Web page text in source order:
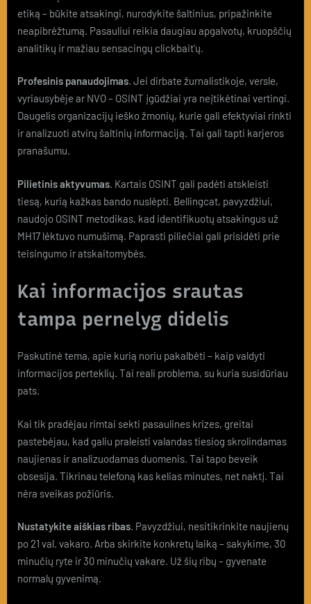
etiką – būkite atsakingi, nurodykite šaltinius, pripažinkite
neapibrėžtumą. Pasauliui reikia daugiau apgalvotų, kruopščių
analitikų ir mažiau sensacingų clickbait’ų.
Profesinis panaudojimas. Jei dirbate žurnalistikoje, versle,
vyriausybėje ar NVO – OSINT įgūdžiai yra neįtikėtinai vertingi.
Daugelis organizacijų ieško žmonių, kurie gali efektyviai rinkti
ir analizuoti atvirų šaltinių informaciją. Tai gali tapti karjeros
pranašumu.
Pilietinis aktyvumas . Kartais OSINT gali padėti atskleisti
tiesą, kurią kažkas bando nuslėpti. Bellingcat, pavyzdžiui,
naudojo OSINT metodikas, kad identifikuotų atsakingus už
MH17 lėktuvo numušimą. Paprasti piliečiai gali prisidėti prie
teisingumo ir atskaitomybės.
Kai informacijos srautas
tampa pernelyg didelis
Paskutinė tema, apie kurią noriu pakalbėti – kaip valdyti
informacijos perteklių. Tai reali problema, su kuria susidūriau
pats.
Kai tik pradėjau rimtai sekti pasaulines krizes, greitai
pastebėjau, kad galiu praleisti valandas tiesiog skrolindamas
naujienas ir analizuodamas duomenis. Tai tapo beveik
obsesija. Tikrinau telefoną kas kelias minutes, net naktį. Tai
nėra sveikas požiūris.
Nustatykite aiškias ribas. Pavyzdžiui, nesitikrinkite naujienų
po 21 val. vakaro. Arba skirkite konkretų laiką – sakykime, 30
minučių ryte ir 30 minučių vakare. Už šių ribų – gyvenate
normalų gyvenimą.